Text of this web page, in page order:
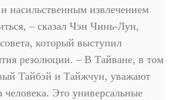
насильственным извлечением
– сказал Чэн Чинь-Лун,
который выступил
резолюции. – В Тайване, в том
Тайбэй и Тайжчун, уважают
Это универсальные